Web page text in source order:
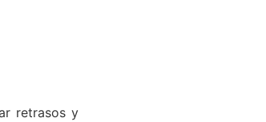
retrasos y